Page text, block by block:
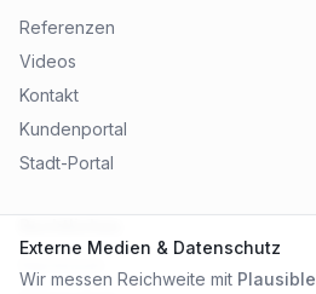
Referenzen
Videos
Kontakt
Kundenportal
Stadt-Portal
Externe Medien & Datenschutz
Wir messen Reichweite mit Plausible